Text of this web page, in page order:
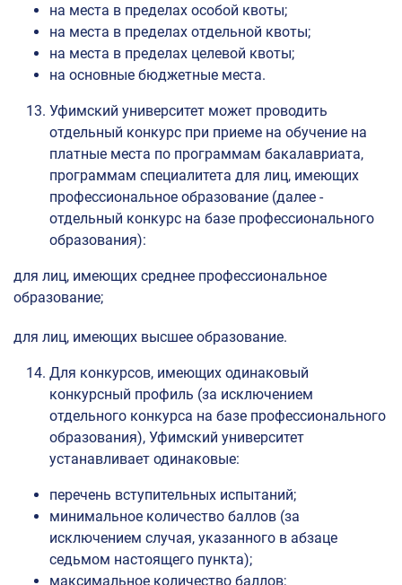
на места в пределах особой квоты;
на места в пределах отдельной квоты;
на места в пределах целевой квоты;
на основные бюджетные места.
Уфимский университет может проводить
отдельный конкурс при приеме на обучение на
платные места по программам бакалавриата,
программам специалитета для лиц, имеющих
профессиональное образование (далее -
отдельный конкурс на базе профессионального
образования):
для лиц, имеющих среднее профессиональное
образование;
для лиц, имеющих высшее образование.
Для конкурсов, имеющих одинаковый
конкурсный профиль (за исключением
отдельного конкурса на базе профессионального
образования), Уфимский университет
устанавливает одинаковые:
перечень вступительных испытаний;
минимальное количество баллов (за
исключением случая, указанного в абзаце
седьмом настоящего пункта);
максимальное количество баллов;